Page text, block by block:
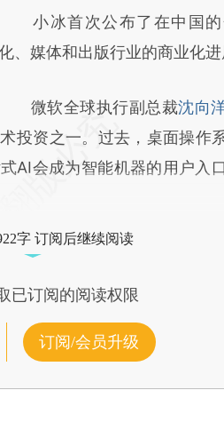
小冰首次公布了在中国的
、媒体和出版行业的商业化进
微软全球执行副总裁沈向
投资之一。过去，桌面操作
AI会成为智能机器的用户入
字 订阅后继续阅读
已订阅的阅读权限
订阅/会员升级